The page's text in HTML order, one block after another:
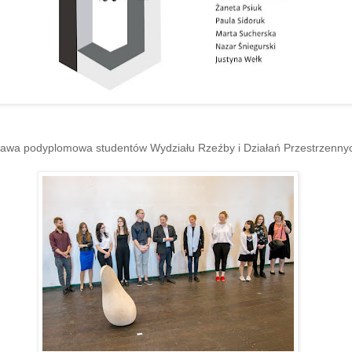
podyplomowa studentów Wydziału Rzeźby i Działań